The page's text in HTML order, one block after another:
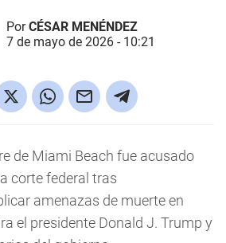
PorCÉSAR MENÉNDEZ
7 de mayo de 2026 - 10:21
de Miami Beach fue acusado
corte federal tras
amenazas de muerte en
el presidente Donald J. Trump y